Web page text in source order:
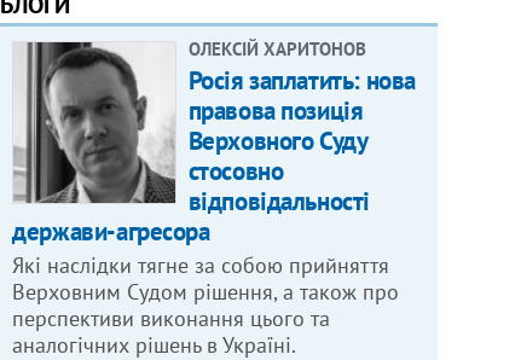
ОЛЕКСІЙ ХАРИТОНОВ
Росія заплатить: нова
правова позиція
Верховного Суду
стосовно
відповідальності
держави-агресора
Які наслідки тягне за собою прийняття
Верховним Судом рішення, а також про
перспективи виконання цього та
аналогічних рішень в Україні.